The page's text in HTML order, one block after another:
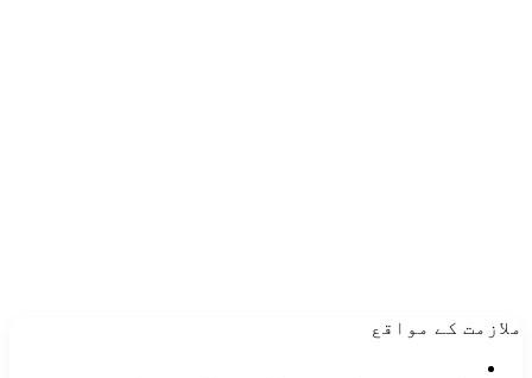
ملازمت کے مواقع